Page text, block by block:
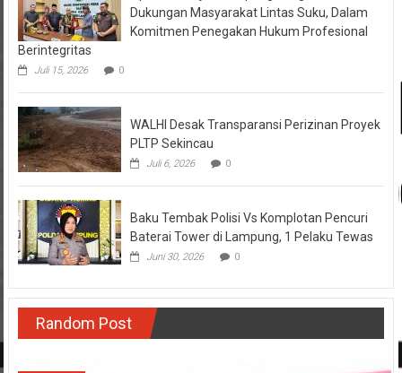
Dukungan Masyarakat Lintas Suku, Dalam
Komitmen Penegakan Hukum Profesional
Berintegritas
Juli 15, 2026 0
WALHI Desak Transparansi Perizinan Proyek
PLTP Sekincau
Juli 6, 2026 0
Baku Tembak Polisi Vs Komplotan Pencuri
Baterai Tower di Lampung, 1 Pelaku Tewas
Juni 30, 2026 0
Random Post